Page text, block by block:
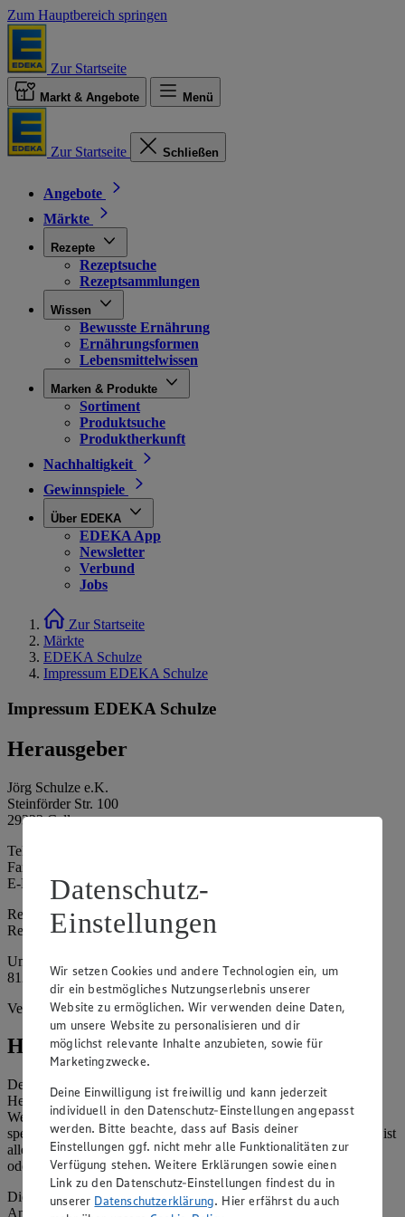
Zum Hauptbereich springen
Zur Startseite
Markt & Angebote Menü
Zur Startseite Schließen
Angebote
Märkte
Rezepte
Rezeptsuche
Rezeptsammlungen
Wissen
Bewusste Ernährung
Ernährungsformen
Lebensmittelwissen
Marken & Produkte
Sortiment
Produktsuche
Produktherkunft
Nachhaltigkeit
Gewinnspiele
Über EDEKA
EDEKA App
Newsletter
Verbund
Jobs
Zur Startseite
Märkte
EDEKA Schulze
Impressum EDEKA Schulze
Impressum EDEKA Schulze
Herausgeber
Jörg Schulze e.K.
Steinförder Str. 100
29323 Celle
Telefon: 05141 55363
Fax: 05141 540508
E-Mail: e011468@minden.edeka.de
Registergericht: Amtsgericht Lüneburg
Registernummer: HRA 201651
Umsatzsteuer-Identifikationsnummer gem. § 27a UStG: DE
812284400
Vertretungsberechtigte: Jörg Schulze
Hinweise
Der Inhalt dieser Website ist urheberrechtlich geschützt. Der
Herausgeber gewährt Ihnen jedoch das Recht, den auf dieser
Website bereitgestellten Text ganz oder ausschnittsweise zu
speichern und zu vervielfältigen. Aus Gründen des Urheberrechts ist
allerdings die Speicherung und Vervielfältigung von Bildmaterial
oder Grafiken aus dieser Website nicht gestattet.
Die verantwortliche Stelle ist nicht für die Inhalte der versendeten
Angebotsinformationen verantwortlich. Firma und Anschriften
Datenschutz-
Einstellungen
Wir setzen Cookies und andere Technologien ein, um
dir ein bestmögliches Nutzungserlebnis unserer
Website zu ermöglichen. Wir verwenden deine Daten,
um unsere Website zu personalisieren und dir
möglichst relevante Inhalte anzubieten, sowie für
Marketingzwecke.
Deine Einwilligung ist freiwillig und kann jederzeit
individuell in den Datenschutz-Einstellungen angepasst
werden. Bitte beachte, dass auf Basis deiner
Einstellungen ggf. nicht mehr alle Funktionalitäten zur
Verfügung stehen. Weitere Erklärungen sowie einen
Link zu den Datenschutz-Einstellungen findest du in
unserer Datenschutzerklärung. Hier erfährst du auch